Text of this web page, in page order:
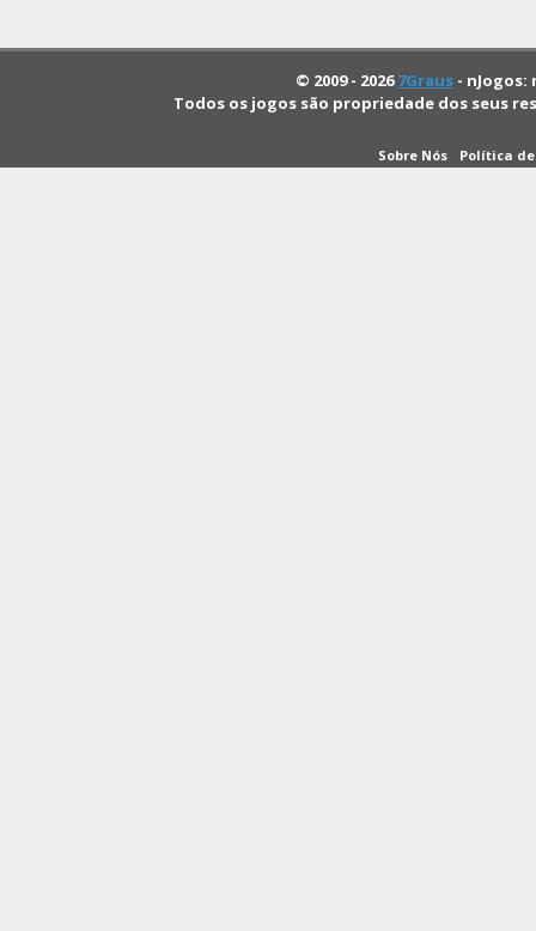
© 2009 - 20267Graus -
Todos os jogos são propriedade dos seus
Sobre Nós Política